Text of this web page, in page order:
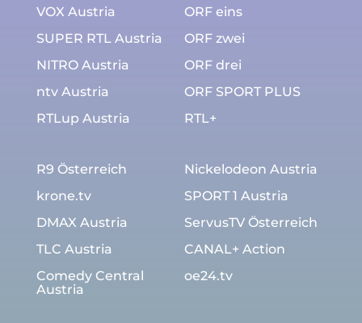
VOX Austria
SUPER RTL Austria
NITRO Austria
ntv Austria
RTLup Austria
ORF eins
ORF zwei
ORF drei
ORF SPORT PLUS
RTL+
R9 Österreich
krone.tv
DMAX Austria
TLC Austria
Comedy Central
Austria
Nickelodeon Austria
SPORT 1 Austria
ServusTV Österreich
CANAL+ Action
oe24.tv